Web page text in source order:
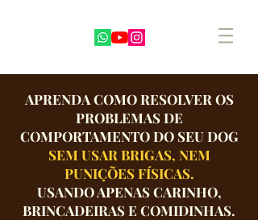
APRENDA COMO RESOLVER OS
PROBLEMAS DE
COMPORTAMENTO DO SEU DOG
SEM USAR BRIGAS, NEM
PUNIÇÕES FÍSICAS.
USANDO APENAS CARINHO,
BRINCADEIRAS E COMIDINHAS.